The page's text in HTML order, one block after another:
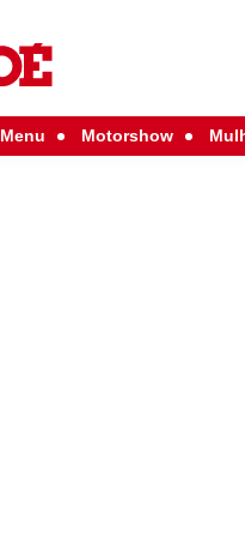
Menu Motorshow